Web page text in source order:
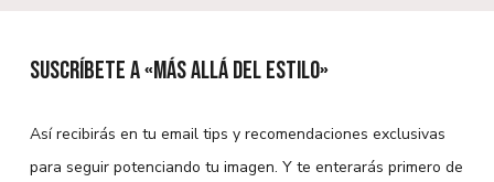
Las
se
pueden
Suscríbete a «Más allá del estilo»
Así recibirás en tu email tips y recomendaciones exclusivas
para seguir potenciando tu imagen. Y te enterarás primero de